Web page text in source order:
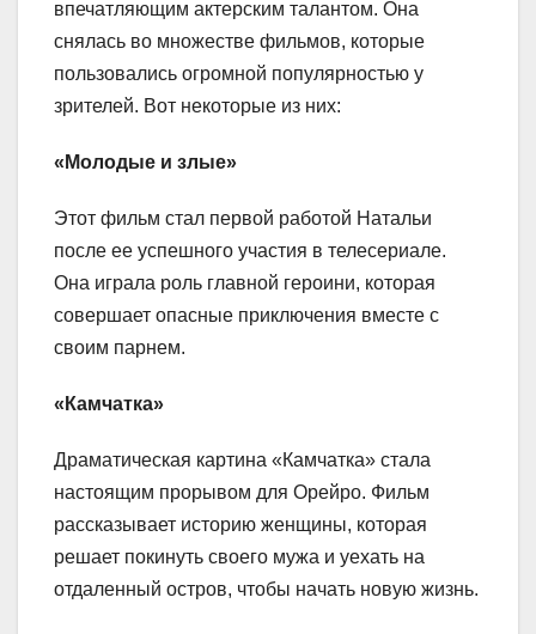
впечатляющим актерским талантом. Она
снялась во множестве фильмов, которые
пользовались огромной популярностью у
зрителей. Вот некоторые из них:
«Молодые и злые»
Этот фильм стал первой работой Натальи
после ее успешного участия в телесериале.
Она играла роль главной героини, которая
совершает опасные приключения вместе с
своим парнем.
«Камчатка»
Драматическая картина «Камчатка» стала
настоящим прорывом для Орейро. Фильм
рассказывает историю женщины, которая
решает покинуть своего мужа и уехать на
отдаленный остров, чтобы начать новую жизнь.